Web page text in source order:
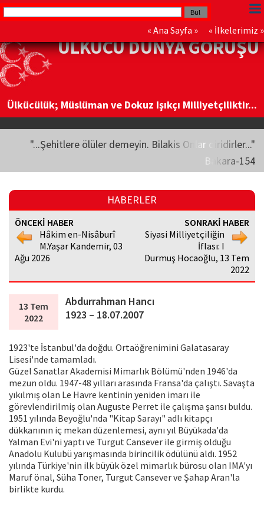
« Ana Sayfa » « İlkelerimiz »
ÜLKÜCÜ DÜNYA GÖRÜŞÜ
Ülkücülük; Müslüman ve Dokuz Işıkçı Milliyetçiliktir...
"...Şehitlere ölüler demeyin. Bilakis Onlar diridirler..."
Bakara-154
HABERLER
ÖNCEKİ HABER
Hâkim en-Nisâburî
M.Yaşar Kandemir, 03
Ağu 2026
SONRAKİ HABER
Siyasi Milliyetçiliğin
İflası: I
Durmuş Hocaoğlu, 13 Tem
2022
13 Tem
2022
Abdurrahman Hancı
1923 – 18.07.2007
1923'te İstanbul'da doğdu. Ortaöğrenimini Galatasaray
Lisesi'nde tamamladı.
Güzel Sanatlar Akademisi Mimarlık Bölümü'nden 1946'da
mezun oldu. 1947-48 yılları arasında Fransa'da çalıştı. Savaşta
yıkılmış olan Le Havre kentinin yeniden imarı ile
görevlendirilmiş olan Auguste Perret ile çalışma şansı buldu.
1951 yılında Beyoğlu'nda "Kitap Sarayı" adlı kitapçı
dükkanının iç mekan düzenlemesi, aynı yıl Büyükada'da
Yalman Evi'ni yaptı ve Turgut Cansever ile girmiş olduğu
Anadolu Kulubü yarışmasında birincilik ödülünü aldı. 1952
yılında Türkiye'nin ilk büyük özel mimarlık bürosu olan IMA'yı
Maruf önal, Süha Toner, Turgut Cansever ve Şahap Aran'la
birlikte kurdu.